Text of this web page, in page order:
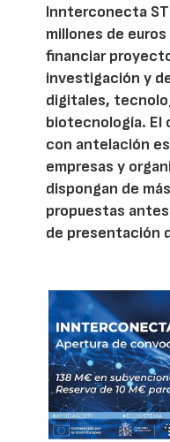
Innterconecta
millones de
financiar
investigación y
digitales,
biotecnología. El
con antelación
empresas y
dispongan de
propuestas
de presentación